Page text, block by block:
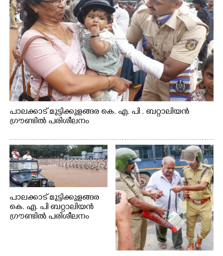
പാലക്കാട് മുട്ടിക്കുളങ്ങര കെ. എ. പി . ബറ്റാലിയൻ
ഗ്രൗണ്ടിൽ പരിശീലനം
പാലക്കാട് മുട്ടിക്കുളങ്ങര
കെ. എ. പി ബറ്റാലിയൻ
ഗ്രൗണ്ടിൽ പരിശീലനം